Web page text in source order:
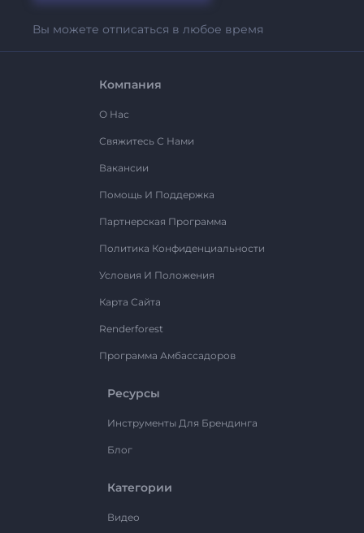
Вы можете отписаться в любое время
Компания
О Нас
Свяжитесь С Нами
Вакансии
Помощь И Поддержка
Партнерская Программа
Политика Конфиденциальности
Условия И Положения
Карта Сайта
Renderforest
Программа Амбассадоров
Ресурсы
Инструменты Для Брендинга
Блог
Категории
Видео